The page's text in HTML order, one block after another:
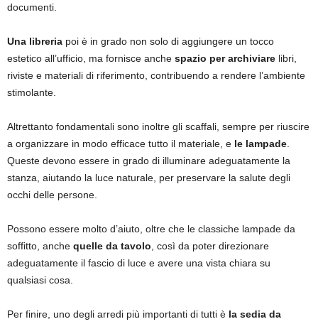
documenti.
Una libreria poi è in grado non solo di aggiungere un tocco
estetico all’ufficio, ma fornisce anche spazio per archiviare libri,
riviste e materiali di riferimento, contribuendo a rendere l’ambiente
stimolante.
Altrettanto fondamentali sono inoltre gli scaffali, sempre per riuscire
a organizzare in modo efficace tutto il materiale, e le lampade
Queste devono essere in grado di illuminare adeguatamente la
stanza, aiutando la luce naturale, per preservare la salute degli
occhi delle persone.
Possono essere molto d’aiuto, oltre che le classiche lampade da
soffitto, anche quelle da tavolo , così da poter direzionare
adeguatamente il fascio di luce e avere una vista chiara su
qualsiasi cosa.
Per finire, uno degli arredi più importanti di tutti è la sedia da